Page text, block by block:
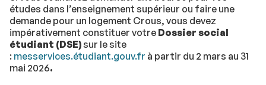
études dans l’enseignement supérieur ou faire une
demande pour un logement Crous, vous devez
impérativement constituer votre Dossier social
étudiant (DSE)sur le site
: messervices.étudiant.gouv.fr à partir du 2 mars au 31
mai 2026.